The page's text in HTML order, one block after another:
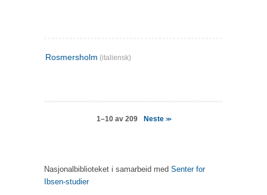
Rosmersholm (italiensk)
1–10 av 209 Neste >>
Nasjonalbiblioteket i samarbeid med Senter for
Ibsen-studier